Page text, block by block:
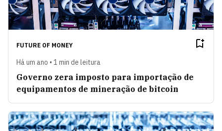
FUTURE OF MONEY
Há um ano • 1 min de leitura
Governo zera imposto para importação de
equipamentos de mineração de bitcoin